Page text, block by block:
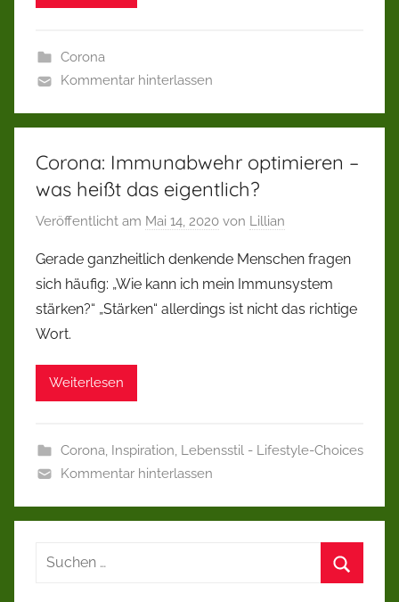
Corona
Kommentar hinterlassen
Corona: Immunabwehr optimieren –
was heißt das eigentlich?
Veröffentlicht am Mai 14, 2020 von Lillian
Gerade ganzheitlich denkende Menschen fragen
sich häufig: „Wie kann ich mein Immunsystem
stärken?“ „Stärken“ allerdings ist nicht das richtige
Wort.
Weiterlesen
Corona Inspiration Lebensstil - Lifestyle-Choices
Kommentar hinterlassen
Suchen